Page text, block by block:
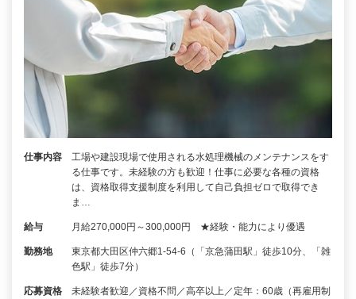
仕事内容
工場や建設現場で使用される水処理機械のメンテナンスをす
る仕事です。未経験の方も歓迎！仕事に必要な各種の資格
は、資格取得支援制度を利用して自己負担ゼロで取得でき
ま…
給与 月給270,000円～300,000円 ★経験・能力により優遇
勤務地
東京都大田区仲六郷1-54-6（「京急蒲田駅」徒歩10分、「雑
色駅」徒歩7分）
応募資格 未経験者歓迎／資格不問／高卒以上／定年：60歳（再雇用制